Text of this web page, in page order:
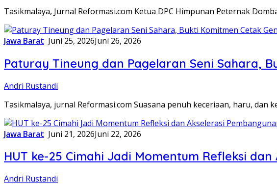
Tasikmalaya, Jurnal Reformasi.com Ketua DPC Himpunan Peternak
Jawa Barat Juni 25, 2026Juni 26, 2026
Paturay Tineung dan Pagelaran Seni Sahara,
Andri Rustandi
Tasikmalaya, jurnal Reformasi.com Suasana penuh keceriaan, haru,
Jawa Barat Juni 21, 2026Juni 22, 2026
HUT ke-25 Cimahi Jadi Momentum Refleksi
Andri Rustandi